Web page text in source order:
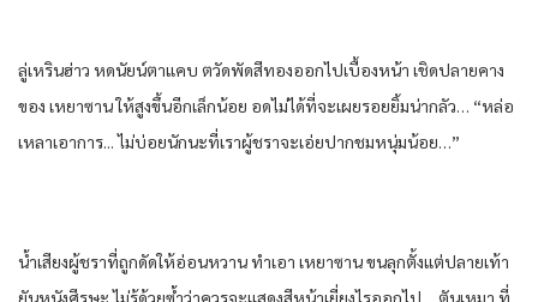
ลู่​เห​ริน​ฮ่าว​ หด​นัยน์ตา​แคบ​ ตวัด​พัด​สีทอง​ออก​ไปเบื้องหน้า​ เชิด​ปลาย​คาง​
ของ​ เหยา​ซาน​ ให้​สูงขึ้น​อีก​เล็กน้อย​ อด​ไม่ได้​ที่จะ​เผย​รอยยิ้ม​น่ากลัว​… “หล่อ
เหลา​เอา​กา​ร.​.. ไม่บ่อย​นัก​นะ​ที่​เรา​ผู้ชรา​จะเอ่ยปาก​ชมหนุ่มน้อย​…”
น้ำเสียง​ผู้ชรา​ที่​ถูก​ดัด​ให้​อ่อนหวาน​ ทำเอา​ เหยา​ซาน​ ขนลุก​ตั้งแต่​ปลายเท้า​
ยัน​หนัง​ศีรษะ​ ไม่รู้​ด้วยซ้ำ​ว่า​ควรจะ​แสดง​สีหน้า​เยี่ยง​ไร​ออก​ไป… ตัน​เหมา​ ที่